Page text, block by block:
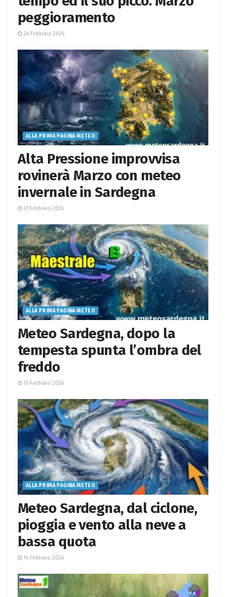
peggioramento
24 Febbraio 2026
ALLA PRIMA PAGINA METEO
Alta Pressione improvvisa
rovinerà Marzo con meteo
invernale in Sardegna
21 Febbraio 2026
ALLA PRIMA PAGINA METEO
Meteo Sardegna, dopo la
tempesta spunta l’ombra del
freddo
15 Febbraio 2026
ALLA PRIMA PAGINA METEO
Meteo Sardegna, dal ciclone,
pioggia e vento alla neve a
bassa quota
14 Febbraio 2026